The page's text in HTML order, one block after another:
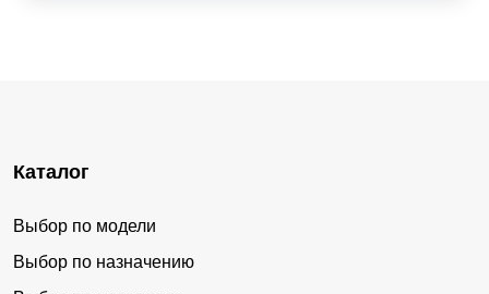
Каталог
Выбор по модели
Выбор по назначению